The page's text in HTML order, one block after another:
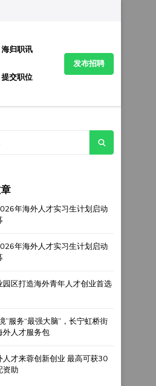
海归职讯
提交职位
发布招聘
年海外人才实习生计划启动
年海外人才实习生计划启动
园区打造海外青年人才创业首选
”服务“最强大脑”，长宁虹桥街
外人才服务包
人才来蓉创新创业 最高可获30
资助